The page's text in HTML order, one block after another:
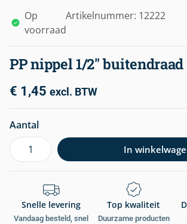
Op
voorraad
Artikelnummer: 12222
PP nippel 1/2″ buitendraad
€ 1,45 excl. BTW
Aantal
In
Snelle levering
Vandaag besteld, snel
Top kwaliteit
Duurzame producten